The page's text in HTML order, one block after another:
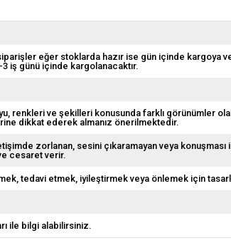
eğer stoklarda hazır ise gün içinde kargoya
iş günü içinde kargolanacaktır.
renkleri ve şekilleri konusunda farklı görünümler
dikkat ederek almanız önerilmektedir.
zorlanan, sesini çıkaramayan veya
cesaret verir.
tedavi etmek, iyileştirmek veya önlemek için
ile bilgi alabilirsiniz.